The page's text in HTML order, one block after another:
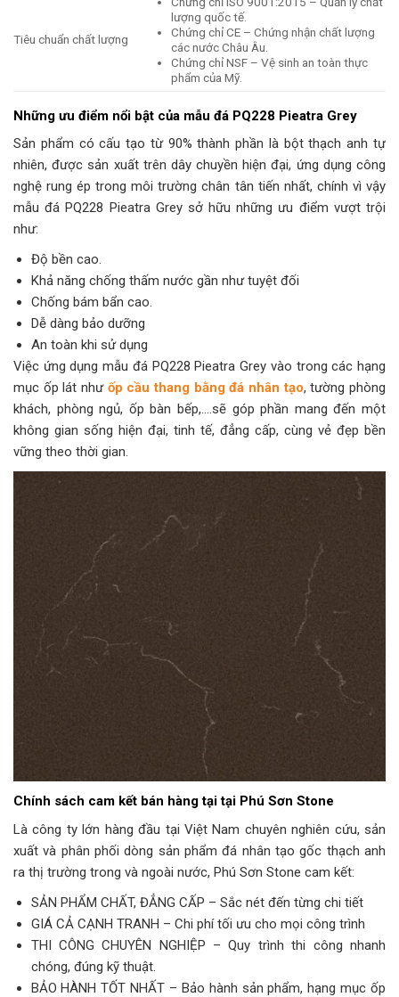
Tiêu chuẩn chất lượng
lượng quốc tế.
Chứng chỉ CE – Chứng nhận chất lượng
các nước Châu Âu.
Chứng chỉ NSF – Vệ sinh an toàn thực
phẩm của Mỹ.
Những ưu điểm nổi bật của mẫu đá PQ228 Pieatra Grey
Sản phẩm có cấu tạo từ 90% thành phần là bột thạch anh tự
nhiên, được sản xuất trên dây chuyền hiện đại, ứng dụng công
nghệ rung ép trong môi trường chân tân tiến nhất, chính vì vậy
mẫu đá PQ228 Pieatra Grey sở hữu những ưu điểm vượt trội
như:
Độ bền cao.
Khả năng chống thấm nước gần như tuyệt đối
Chống bám bẩn cao.
Dễ dàng bảo dưỡng
An toàn khi sử dụng
Việc ứng dụng mẫu đá PQ228 Pieatra Grey vào trong các hạng
mục ốp lát như ốp cầu thang bằng đá nhân tạo, tường phòng
khách, phòng ngủ, ốp bàn bếp,….sẽ góp phần mang đến một
không gian sống hiện đại, tinh tế, đẳng cấp, cùng vẻ đẹp bền
vững theo thời gian.
Chính sách cam kết bán hàng tại tại Phú Sơn Stone
Là công ty lớn hàng đầu tại Việt Nam chuyên nghiên cứu, sản
xuất và phân phối dòng sản phẩm đá nhân tạo gốc thạch anh
ra thị trường trong và ngoài nước, Phú Sơn Stone cam kết:
SẢN PHẨM CHẤT, ĐẲNG CẤP – Sắc nét đến từng chi tiết
GIÁ CẢ CẠNH TRANH – Chi phí tối ưu cho mọi công trình
THI CÔNG CHUYÊN NGHIỆP – Quy trình thi công nhanh
chóng, đúng kỹ thuật.
BẢO HÀNH TỐT NHẤT – Bảo hành sản phẩm, hạng mục ốp